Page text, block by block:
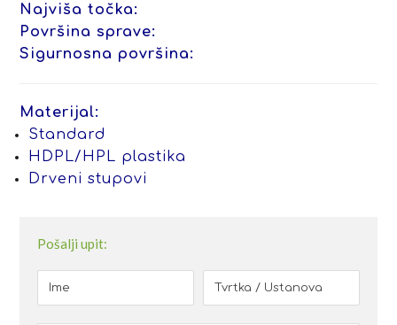
Najviša točka:
Površina sprave:
Sigurnosna površina:
Materijal:
Standard
HDPL/HPL plastika
Drveni stupovi
Pošalji upit: